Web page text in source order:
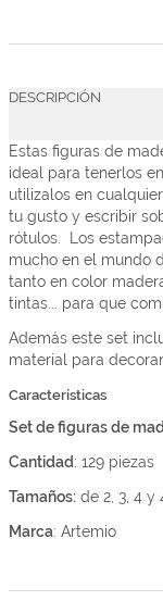
DESCRIPCIÓN
Estas figuras de
ideal para tenerlos
utilizalos en
tu gusto y escribir
rótulos. Los
mucho en el mundo
tanto en color
tintas... para que
Además este set
material para
Características
Set de figuras de
Cantidad: 129 piezas
Tamaños: de 2, 3, 4
Marca: Artemio